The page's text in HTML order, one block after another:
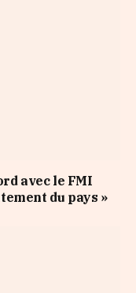
avec le FMI
du pays »